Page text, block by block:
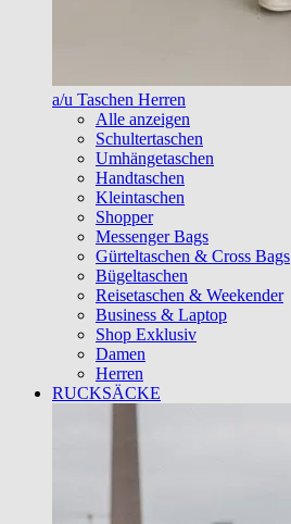
a/u Taschen Herren
Alle anzeigen
Schultertaschen
Umhängetaschen
Handtaschen
Kleintaschen
Shopper
Messenger Bags
Gürteltaschen & Cross Bags
Bügeltaschen
Reisetaschen & Weekender
Business & Laptop
Shop Exklusiv
Damen
Herren
RUCKSÄCKE